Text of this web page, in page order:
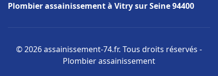
Plombier assainissement à Vitry sur Seine 94400
© 2026 assainissement-74.fr. Tous droits réservés -
Plombier assainissement